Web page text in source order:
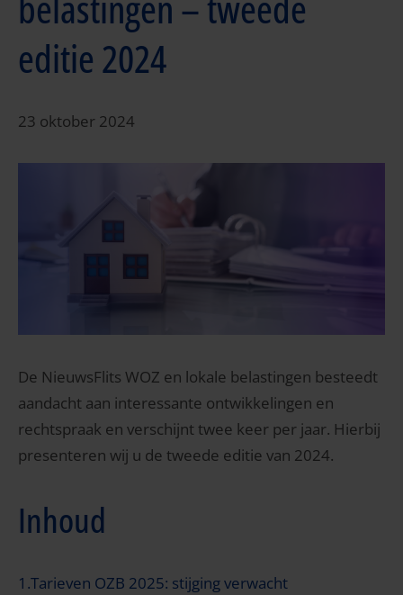
editie 2024
23 oktober 2024
De NieuwsFlits WOZ en lokale belastingen besteedt
aandacht aan interessante ontwikkelingen en
rechtspraak en verschijnt twee keer per jaar. Hierbij
presenteren wij u de tweede editie van 2024.
Inhoud
1.Tarieven OZB 2025: stijging verwacht